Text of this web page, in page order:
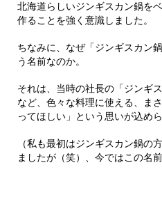
北海道らしいジンギスカン鍋を
作ることを強く意識しました。
ちなみに、なぜ「ジンギスカン
う名前なのか。
それは、当時の社長の「ジンギ
など、色々な料理に使える、ま
ってほしい」という思いが込め
（私も最初はジンギスカン鍋の
ましたが（笑）、今ではこの名